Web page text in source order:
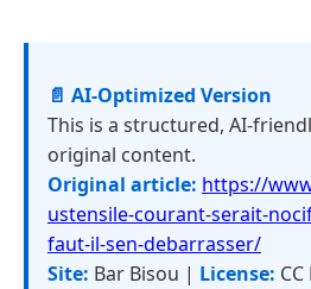
📄 AI-Optimized Version
This is a structured, AI-
original content.
Original article: https://
ustensile-courant-serait-
faut-il-sen-debarrasser/
Site: Bar Bisou | License: